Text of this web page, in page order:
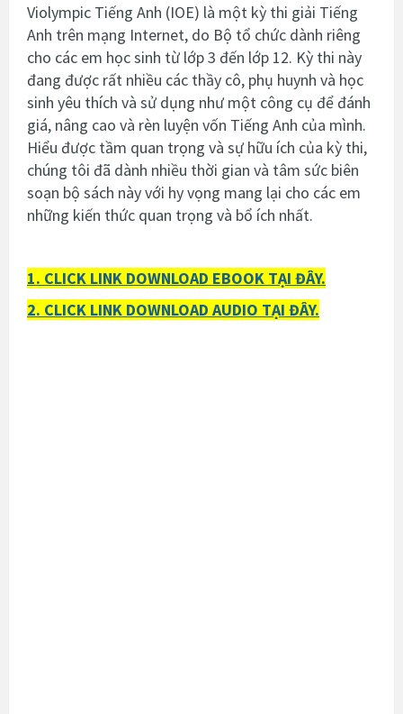
Violympic Tiếng Anh (IOE) là một kỳ thi giải Tiếng
Anh trên mạng Internet, do Bộ tổ chức dành riêng
cho các em học sinh từ lớp 3 đến lớp 12. Kỳ thi này
đang được rất nhiều các thầy cô, phụ huynh và học
sinh yêu thích và sử dụng như một công cụ để đánh
giá, nâng cao và rèn luyện vốn Tiếng Anh của mình.
Hiểu được tầm quan trọng và sự hữu ích của kỳ thi,
chúng tôi đã dành nhiều thời gian và tâm sức biên
soạn bộ sách này với hy vọng mang lại cho các em
những kiến thức quan trọng và bổ ích nhất.
1. CLICK LINK DOWNLOAD EBOOK TẠI ĐÂY.
2. CLICK LINK DOWNLOAD AUDIO TẠI ĐÂY.